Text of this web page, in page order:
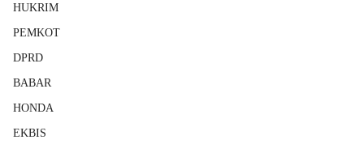
HUKRIM
PEMKOT
DPRD
BABAR
HONDA
EKBIS